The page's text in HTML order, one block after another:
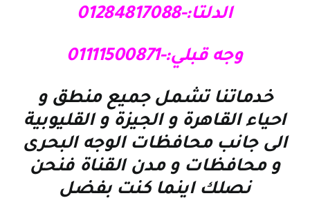
الدلتا:-01284817088
وجه قبلي:-01111500871
خدماتنا تشمل جميع منطق و
احياء القاهرة و الجيزة و القليوبية
الى جانب محافظات الوجه البحرى
و محافظات و مدن القناة فنحن
نصلك اينما كنت بفضل